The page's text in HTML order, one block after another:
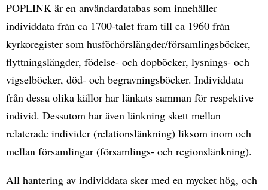
POPLINK är en användardatabas som innehåller
individdata från ca 1700-talet fram till ca 1960 från
kyrkoregister som husförhörslängder/församlingsböcker,
flyttningslängder, födelse- och dopböcker, lysnings- och
vigselböcker, död- och begravningsböcker. Individdata
från dessa olika källor har länkats samman för respektive
individ. Dessutom har även länkning skett mellan
relaterade individer (relationslänkning) liksom inom och
mellan församlingar (församlings- och regionslänkning).
All hantering av individdata sker med en mycket hög, och